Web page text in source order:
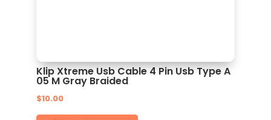
Klip Xtreme Usb Cable 4 Pin Usb Type A
05 M Gray Braided
$10.00